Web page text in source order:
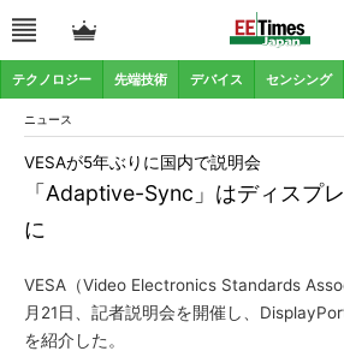
テクノロジー 先端技術 デバイス センシング
ニュース
「Adaptive-Sync」はディスプ
に
VESAが5年ぶりに国内で説明会
VESA（Video Electronics Standards
月21日、記者説明会を開催し、
を紹介した。